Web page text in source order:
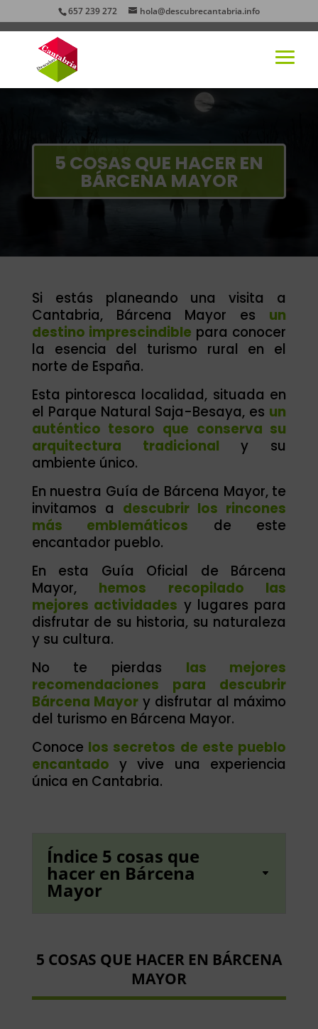
657 239 272 hola@descubrecantabria.info
5 COSAS QUE HACER EN
BÁRCENA MAYOR
Si estás planeando una visita a
Cantabria, Bárcena Mayor es un
destino imprescindible para conocer
la esencia del turismo rural en el
norte de España.
Esta pintoresca localidad, situada en
el Parque Natural Saja-Besaya, es un
auténtico tesoro que conserva su
arquitectura tradicional y su
ambiente único.
En nuestra Guía de Bárcena Mayor, te
invitamos a descubrir los rincones
más emblemáticos de este
encantador pueblo.
En esta Guía Oficial de Bárcena
Mayor, hemos recopilado las
mejores actividades y lugares para
disfrutar de su historia, su naturaleza
y su cultura.
No te pierdas las mejores
recomendaciones para descubrir
Bárcena Mayory disfrutar al máximo
del turismo en Bárcena Mayor.
Conoce los secretos de este pueblo
encantado y vive una experiencia
única en Cantabria.
Índice 5 cosas que
hacer en Bárcena
Mayor
5 COSAS QUE HACER EN BÁRCENA
MAYOR